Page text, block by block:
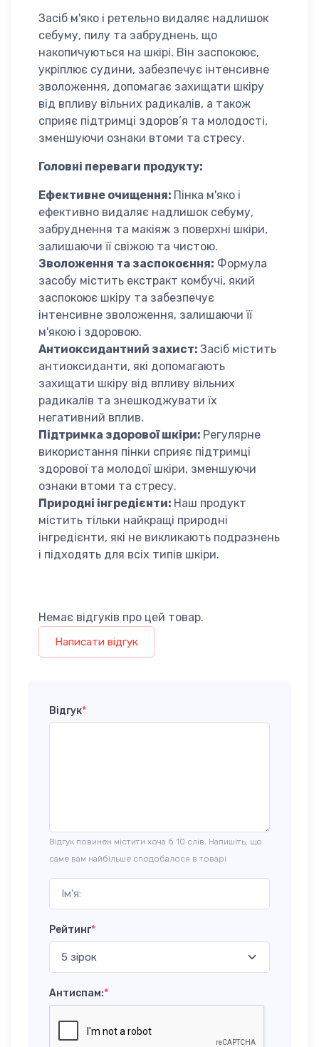
Засіб м'яко і ретельно видаляє надлишок
себуму, пилу та забруднень, що
накопичуються на шкірі. Він заспокоює,
укріплює судини, забезпечує інтенсивне
зволоження, допомагає захищати шкіру
від впливу вільних радикалів, а також
сприяє підтримці здоров’я та молодості,
зменшуючи ознаки втоми та стресу.
Головні переваги продукту:
Ефективне очищення: Пінка м'яко і
ефективно видаляє надлишок себуму,
забруднення та макіяж з поверхні шкіри,
залишаючи її свіжою та чистою.
Зволоження та заспокоєння: Формула
засобу містить екстракт комбучі, який
заспокоює шкіру та забезпечує
інтенсивне зволоження, залишаючи її
м'якою і здоровою.
Антиоксидантний захист: Засіб містить
антиоксиданти, які допомагають
захищати шкіру від впливу вільних
радикалів та знешкоджувати їх
негативний вплив.
Підтримка здорової шкіри: Регулярне
використання пінки сприяє підтримці
здорової та молодої шкіри, зменшуючи
ознаки втоми та стресу.
Природні інгредієнти: Наш продукт
містить тільки найкращі природні
інгредієнти, які не викликають подразнень
і підходять для всіх типів шкіри.
Немає відгуків про цей товар.
Написати відгук
Відгук*
Відгук повинен містити хоча б 10 слів. Напишіть, що
саме вам найбільше сподобалося в товарі
Рейтинг*
Антиспам:*